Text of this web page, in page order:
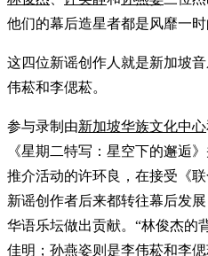
他们的幕后造星者都是风靡一时
这四位新谣创作人就是新加坡
伟菘和李偲菘。
参与录制由新加坡华族文化中心
《星期二特写：星空下的邂逅
推介活动的许环良，在接受《
新谣创作者后来都转往幕后发
华语乐坛做出贡献。“林俊杰的
佳明；孙燕姿则是李伟菘和李